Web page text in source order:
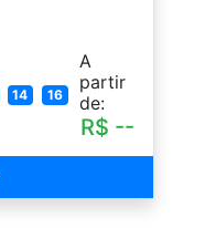
14
16
A
partir
de:
R$ --